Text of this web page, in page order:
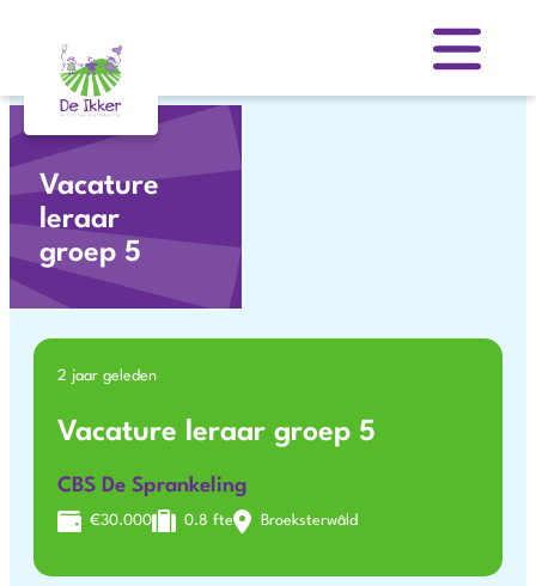
Vacature
leraar
groep 5
2 jaar geleden
Vacature leraar groep 5
CBS De Sprankeling
€30.000 0.8 fte Broeksterwâld